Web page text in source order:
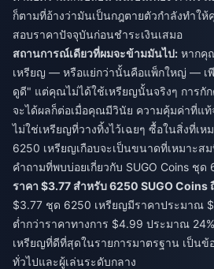
ก็ตามที่อ้างว่ามันเป็นกฎตายตัวกำลังทำใ
สอบราคาปัจจุบันก่อนชำระเงินเสมอ
สถานการณ์เดียวที่ผมจะข้ามมันไป: หากคุ
เหรียญ — หรือแย่กว่านั้นคือแพ็กใหญ่ — เพี
ดูดี" แต่คุณไม่ได้ใช้เหรียญนั้นจริงๆ การกั
จะได้ผลก็ต่อเมื่อคุณมีวินัย ความคุ้มค่าที่แ
ไม่ใช่เหรียญที่วางทิ้งไว้เฉยๆ ซื้อในสิ่งที่เ
6250 เหรียญเกือบจะเป็นขนาดที่เหมาะส
คำถามที่พบบ่อยเกี่ยวกับ SUGO Coins ชุด
ราคา $3.77 สำหรับ 6250 SUGO Coins
$3.77 ชุด 6250 เหรียญมีราคาประมาณ
ต่ำกว่าราคาทางการ $4.99 ประมาณ
เหรียญที่ดีที่สุดในรายการมาตรฐาน เป็นข้
ทั่วไปและผู้เล่นระดับกลาง